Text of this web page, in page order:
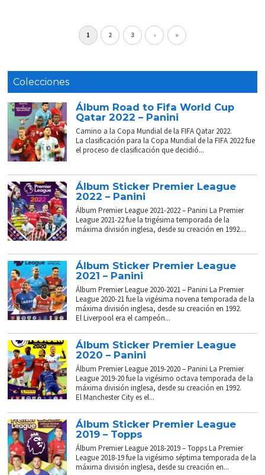
1 2 3 › »
Colecciones
Álbum Road to Fifa World Cup
Qatar 2022 – Panini
Camino a la Copa Mundial de la FIFA Qatar 2022.
La clasificación para la Copa Mundial de la FIFA 2022 fue
el proceso de clasificación que decidió...
Álbum Sticker Premier League
2022 – Panini
Álbum Premier League 2021-2022 – Panini La Premier
League 2021-22 fue la trigésima temporada de la
máxima división inglesa, desde su creación en 1992....
Álbum Sticker Premier League
2021 – Panini
Álbum Premier League 2020-2021 – Panini La Premier
League 2020-21 fue la vigésima novena temporada de la
máxima división inglesa, desde su creación en 1992.
El Liverpool era el campeón...
Álbum Sticker Premier League
2020 – Panini
Álbum Premier League 2019-2020 – Panini La Premier
League 2019-20 fue la vigésimo octava temporada de la
máxima división inglesa, desde su creación en 1992.
El Manchester City es el...
Álbum Sticker Premier League
2019 – Topps
Álbum Premier League 2018-2019 – Topps La Premier
League 2018-19 fue la vigésimo séptima temporada de la
máxima división inglesa, desde su creación en...